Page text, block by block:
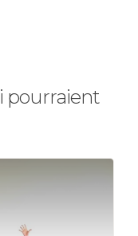
pourraient